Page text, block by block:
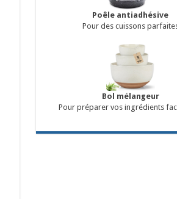
Poêle antiadhésive
Pour des cuissons
Bol mélangeur
Pour préparer vos ingrédients